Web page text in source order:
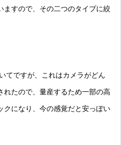
ますので、その二つのタイプに絞
てですが、これはカメラがどん
れたので、量産するため一部の高
クになり、今の感覚だと安っぽい